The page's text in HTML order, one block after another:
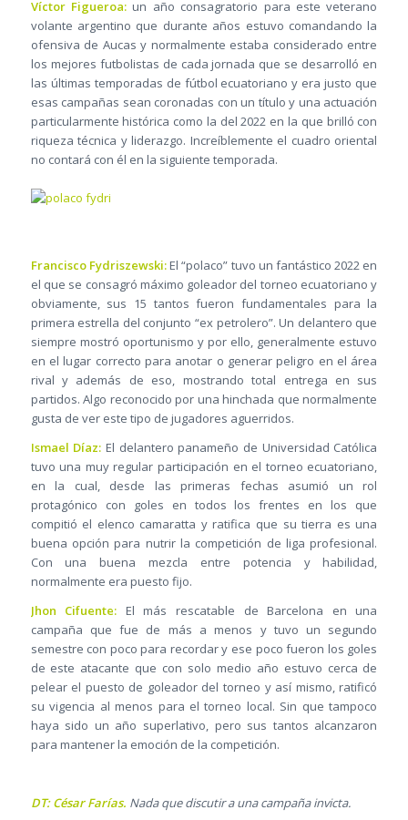
Víctor Figueroa: un año consagratorio para este veterano
volante argentino que durante años estuvo comandando la
ofensiva de Aucas y normalmente estaba considerado entre
los mejores futbolistas de cada jornada que se desarrolló en
las últimas temporadas de fútbol ecuatoriano y era justo que
esas campañas sean coronadas con un título y una actuación
particularmente histórica como la del 2022 en la que brilló con
riqueza técnica y liderazgo. Increíblemente el cuadro oriental
no contará con él en la siguiente temporada.
Francisco Fydriszewski:El “polaco” tuvo un fantástico 2022 en
el que se consagró máximo goleador del torneo ecuatoriano y
obviamente, sus 15 tantos fueron fundamentales para la
primera estrella del conjunto “ex petrolero”. Un delantero que
siempre mostró oportunismo y por ello, generalmente estuvo
en el lugar correcto para anotar o generar peligro en el área
rival y además de eso, mostrando total entrega en sus
partidos. Algo reconocido por una hinchada que normalmente
gusta de ver este tipo de jugadores aguerridos.
Ismael Díaz: El delantero panameño de Universidad Católica
tuvo una muy regular participación en el torneo ecuatoriano,
en la cual, desde las primeras fechas asumió un rol
protagónico con goles en todos los frentes en los que
compitió el elenco camaratta y ratifica que su tierra es una
buena opción para nutrir la competición de liga profesional.
Con una buena mezcla entre potencia y habilidad,
normalmente era puesto fijo.
Jhon Cifuente: El más rescatable de Barcelona en una
campaña que fue de más a menos y tuvo un segundo
semestre con poco para recordar y ese poco fueron los goles
de este atacante que con solo medio año estuvo cerca de
pelear el puesto de goleador del torneo y así mismo, ratificó
su vigencia al menos para el torneo local. Sin que tampoco
haya sido un año superlativo, pero sus tantos alcanzaron
para mantener la emoción de la competición.
DT: César Farías. Nada que discutir a una campaña invicta.